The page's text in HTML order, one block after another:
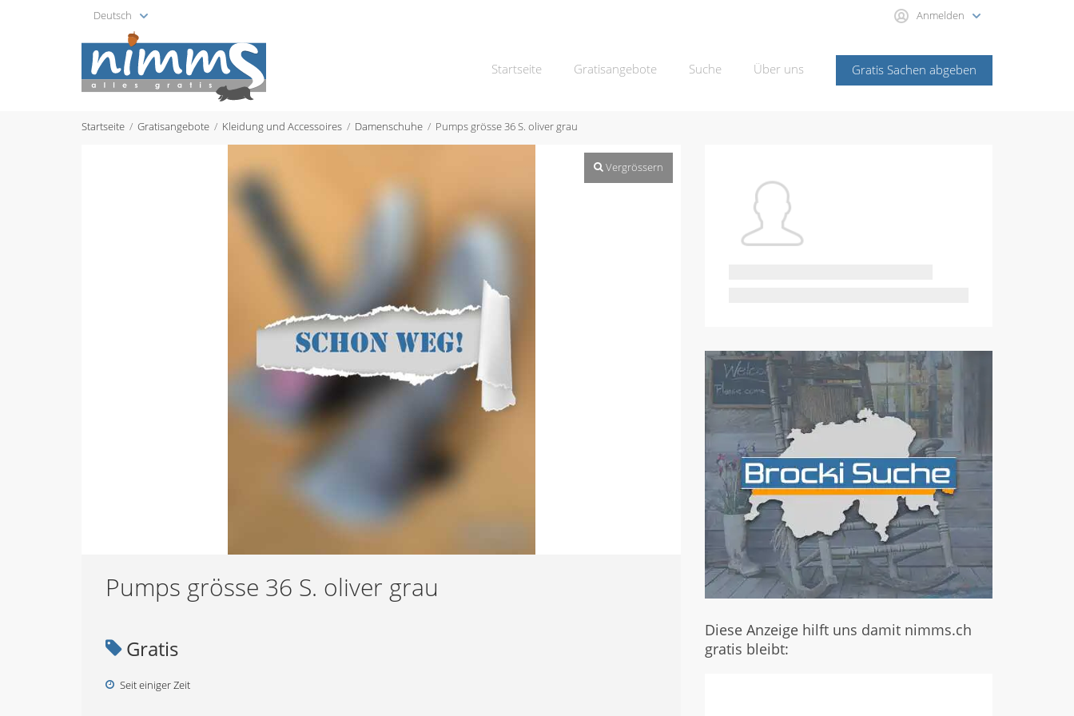
Deutsch Anmelden
Gratis Sachen abgeben
Startseite Gratisangebote Suche Über uns
Startseite Gratisangebote Kleidung und Accessoires Damenschuhe Pumps grösse 36 S. oliver grau
Diese Anzeige hilft uns damit nimms.ch
gratis bleibt:
Vergrössern
Pumps grösse 36 S. oliver grau
Gratis
Seit einiger Zeit